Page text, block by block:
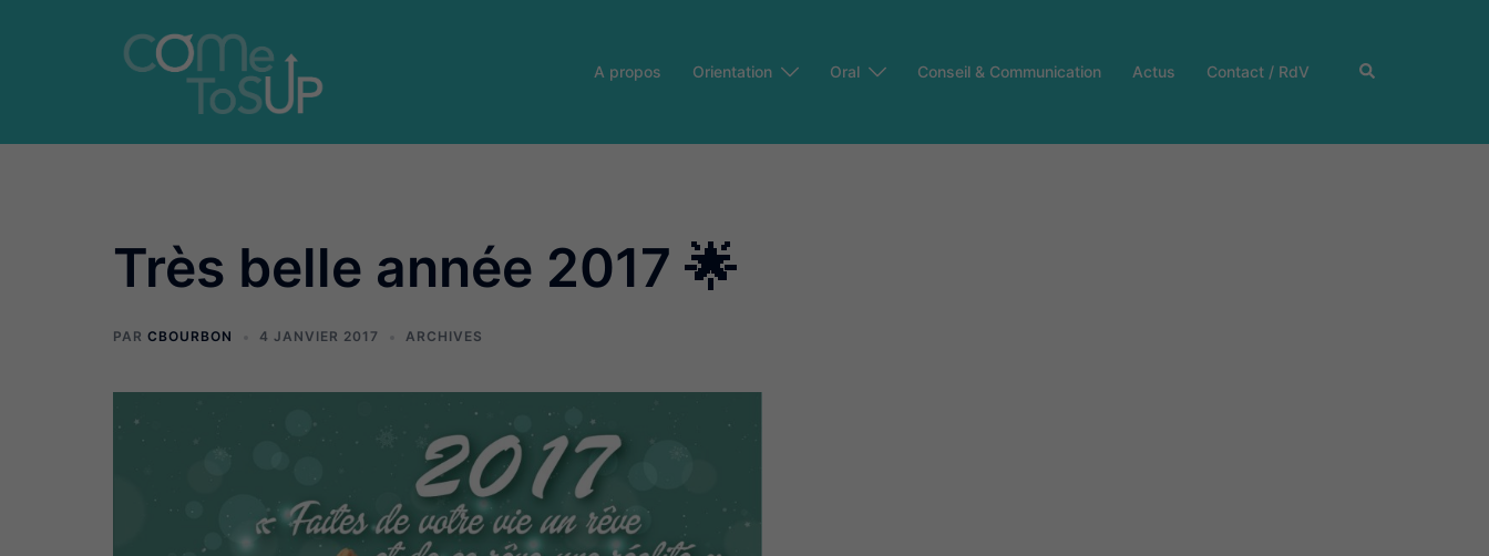
A propos Orientation Oral Conseil & Communication Actus Contact / RdV Rechercher
Très belle année 2017 🌟
PAR CBOURBON 4 JANVIER 2017 ARCHIVES